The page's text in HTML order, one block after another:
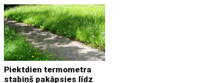
Piektdien termometra
stabiņš pakāpsies līdz